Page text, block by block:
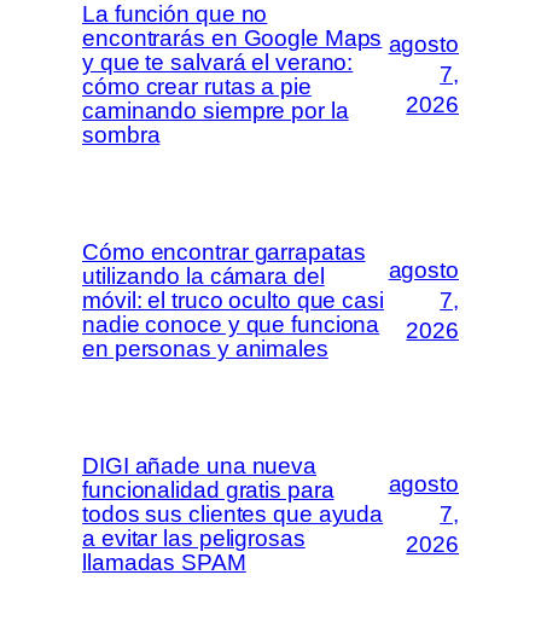
La función que no
encontrarás en Google Maps
y que te salvará el verano:
cómo crear rutas a pie
caminando siempre por la
sombra
agosto
7,
2026
Cómo encontrar garrapatas
utilizando la cámara del
móvil: el truco oculto que casi
nadie conoce y que funciona
en personas y animales
agosto
7,
2026
DIGI añade una nueva
funcionalidad gratis para
todos sus clientes que ayuda
a evitar las peligrosas
llamadas SPAM
agosto
7,
2026